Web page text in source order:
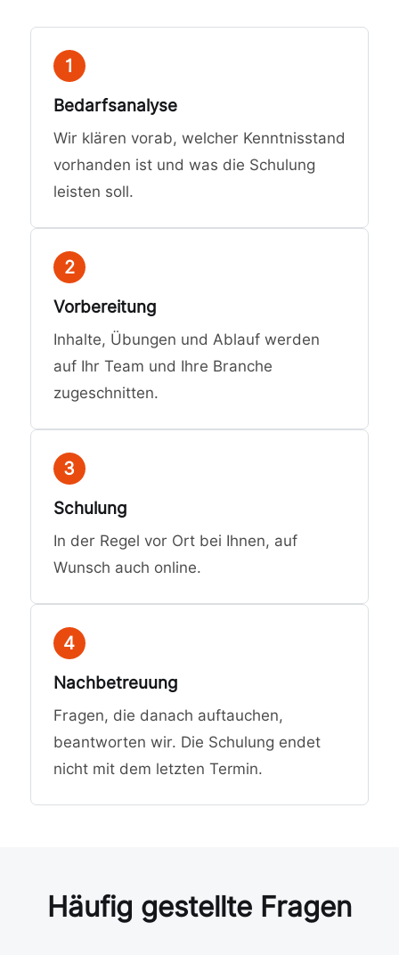
1
Bedarfsanalyse
Wir klären vorab, welcher Kenntnisstand
vorhanden ist und was die Schulung
leisten soll.
2
Vorbereitung
Inhalte, Übungen und Ablauf werden
auf Ihr Team und Ihre Branche
zugeschnitten.
3
Schulung
In der Regel vor Ort bei Ihnen, auf
Wunsch auch online.
4
Nachbetreuung
Fragen, die danach auftauchen,
beantworten wir. Die Schulung endet
nicht mit dem letzten Termin.
Häufig gestellte Fragen